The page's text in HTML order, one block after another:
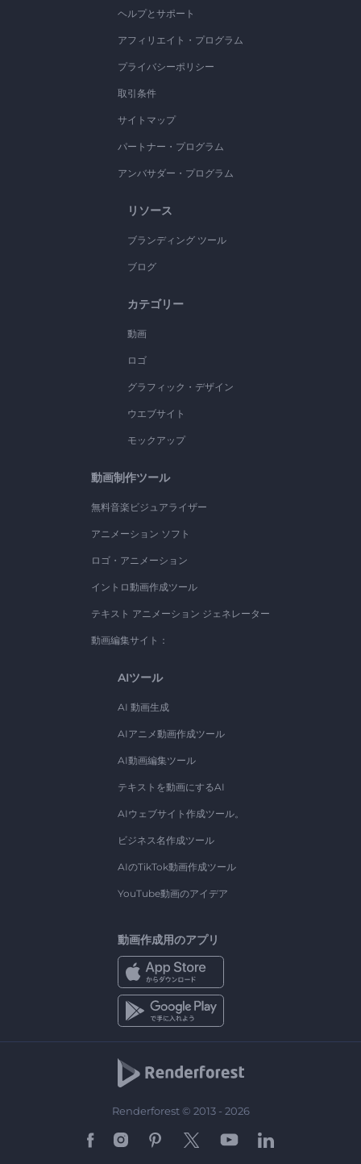
ヘルプとサポート
アフィリエイト・プログラム
プライバシーポリシー
取引条件
サイトマップ
パートナー・プログラム
アンバサダー・プログラム
リソース
ブランディング ツール
ブログ
カテゴリー
動画
ロゴ
グラフィック・デザイン
ウエブサイト
モックアップ
動画制作ツール
無料音楽ビジュアライザー
アニメーション ソフト
ロゴ・アニメーション
イントロ動画作成ツール
テキスト アニメーション ジェネレーター
動画編集サイト：
AIツール
AI 動画生成
AIアニメ動画作成ツール
AI動画編集ツール
テキストを動画にするAI
AIウェブサイト作成ツール。
ビジネス名作成ツール
AIのTikTok動画作成ツール
YouTube動画のアイデア
動画作成用のアプリ
Renderforest © 2013 - 2026